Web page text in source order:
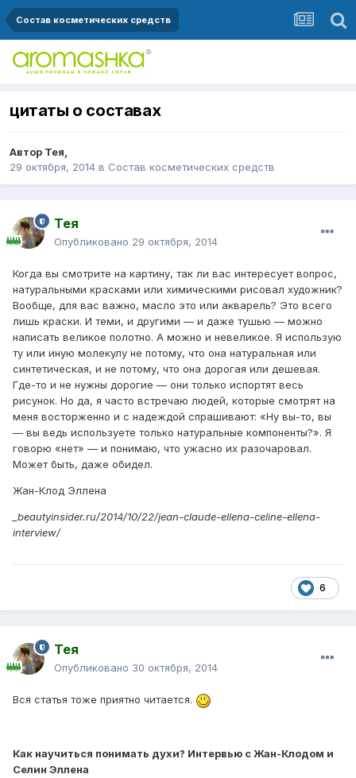
Состав косметических средств
цитаты о составах
Автор Тея,
29 октября, 2014 в Состав косметических средств
Тея
Опубликовано 29 октября, 2014
Когда вы смотрите на картину, так ли вас интересует вопрос,
натуральными красками или химическими рисовал художник?
Вообще, для вас важно, масло это или акварель? Это всего
лишь краски. И теми, и другими — и даже тушью — можно
написать великое полотно. А можно и невеликое. Я использую
ту или иную молекулу не потому, что она натуральная или
синтетическая, и не потому, что она дорогая или дешевая.
Где-то и не нужны дорогие — они только испортят весь
рисунок. Но да, я часто встречаю людей, которые смотрят на
меня восторженно и с надеждой спрашивают: «Ну вы-то, вы
— вы ведь используете только натуральные компоненты?». Я
говорю «нет» — и понимаю, что ужасно их разочаровал.
Может быть, даже обидел.
Жан-Клод Эллена
_beautyinsider.ru/2014/10/22/jean-claude-ellena-celine-ellena-
interview/
6
Тея
Опубликовано 30 октября, 2014
Вся статья тоже приятно читается.
Как научиться понимать духи? Интервью с Жан-Клодом и
Селин Эллена